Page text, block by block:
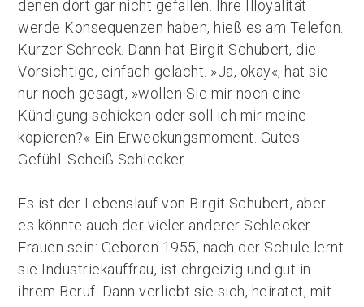
denen dort gar nicht gefallen. Ihre Illoyalität
werde Konsequenzen haben, hieß es am Telefon.
Kurzer Schreck. Dann hat Birgit Schubert, die
Vorsichtige, einfach gelacht. »Ja, okay«, hat sie
nur noch gesagt, »wollen Sie mir noch eine
Kündigung schicken oder soll ich mir meine
kopieren?« Ein Erweckungsmoment. Gutes
Gefühl. Scheiß Schlecker.
Es ist der Lebenslauf von Birgit Schubert, aber
es könnte auch der vieler anderer Schlecker-
Frauen sein: Geboren 1955, nach der Schule lernt
sie Industriekauffrau, ist ehrgeizig und gut in
ihrem Beruf. Dann verliebt sie sich, heiratet, mit